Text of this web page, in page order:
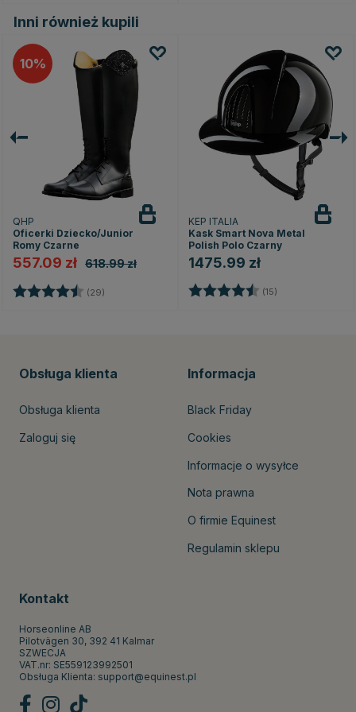
Inni również kupili
10
QHP
Oficerki Dziecko/Junior
Romy Czarne
557.09 zł 618.99 zł
Ocena: (29) 4.5 na 5 gwiazdek
KEP ITALIA
Kask Smart Nova Metal
Polish Polo Czarny
1475.99 zł
Ocena: (15)
Obsługa klienta
Obsługa klienta
Zaloguj się
Informacja
Black Friday
Cookies
Informacje o wysyłce
Nota prawna
O firmie Equinest
Regulamin sklepu
Kontakt
Horseonline AB
Pilotvägen 30, 392 41 Kalmar
SZWECJA
VAT.nr: SE559123992501
Obsługa Klienta: support@equinest.pl